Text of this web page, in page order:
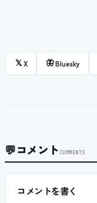
𝕏X 🦋Bluesky
💬コメント COMMENTS
コメントを書く